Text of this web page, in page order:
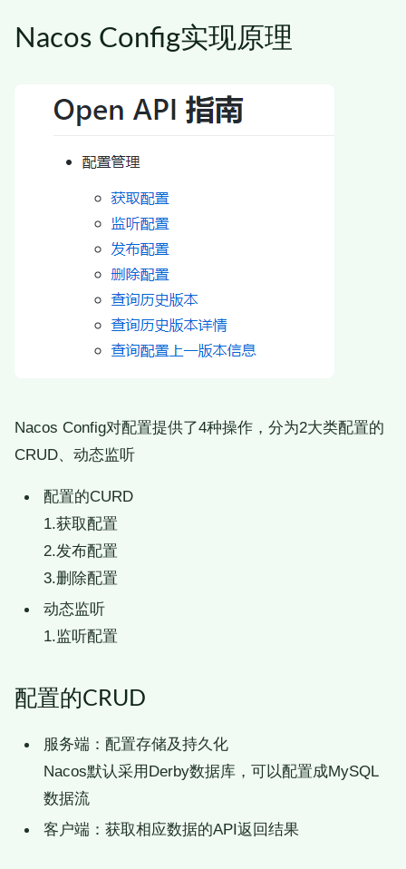
Nacos Config实现原理
Nacos Config对配置提供了4种操作，分为2大类配置的
CRUD、动态监听
配置的CURD
1.获取配置
2.发布配置
3.删除配置
动态监听
1.监听配置
配置的CRUD
服务端：配置存储及持久化
Nacos默认采用Derby数据库，可以配置成MySQL
数据流
客户端：获取相应数据的API返回结果